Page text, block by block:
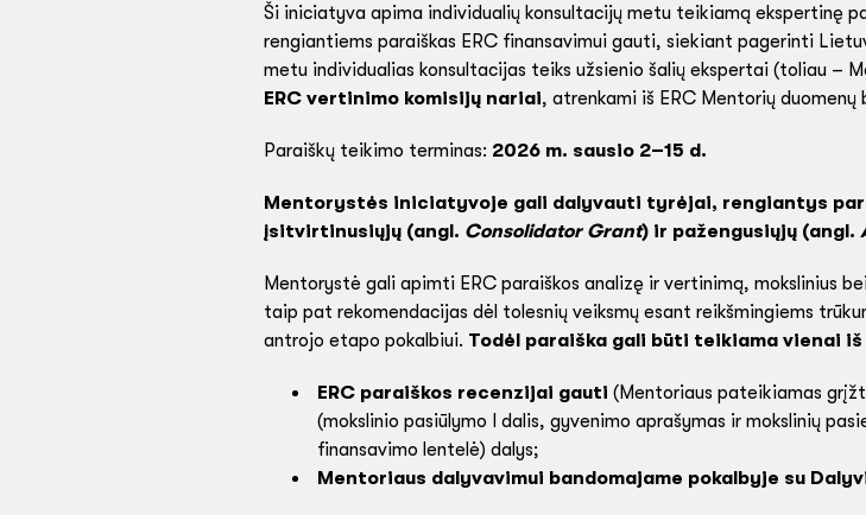
Ši iniciatyva apima individualių konsultacijų metu teikiamą ekspertinę
rengiantiems paraiškas ERC finansavimui gauti, siekiant pagerinti
metu individualias konsultacijas teiks užsienio šalių ekspertai (toliau –
ERC vertinimo komisijų nariai, atrenkami iš ERC Mentorių
Paraiškų teikimo terminas: 2026 m. sausio 2–15 d.
Mentorystės iniciatyvoje gali dalyvauti tyrėjai, rengiantys
įsitvirtinusiųjų (angl. Consolidator Grant) ir pažengusiųjų (angl.
Mentorystė gali apimti ERC paraiškos analizę ir vertinimą, mokslinius
taip pat rekomendacijas dėl tolesnių veiksmų esant reikšmingiems
antrojo etapo pokalbiui. Todėl paraiška gali būti teikiama vienai
ERC paraiškos recenzijai gauti (Mentoriaus pateikiamas
(mokslinio pasiūlymo I dalis, gyvenimo aprašymas ir mokslinių
finansavimo lentelė) dalys;
Mentoriaus dalyvavimui bandomajame pokalbyje su